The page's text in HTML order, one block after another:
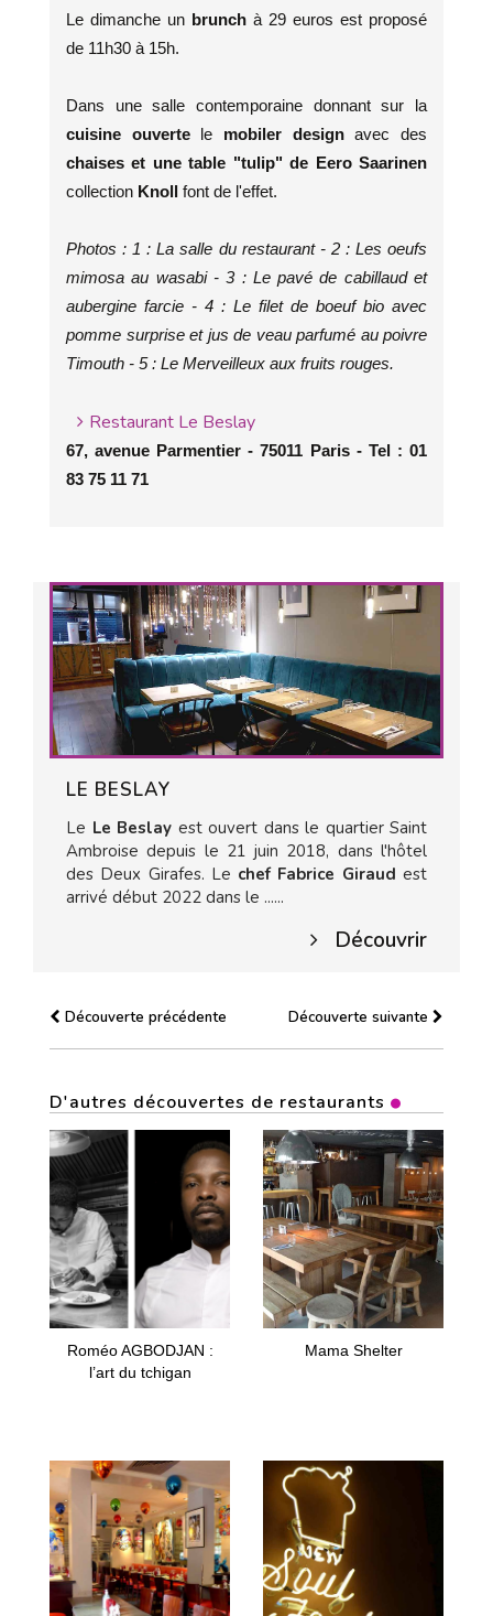
Le dimanche un brunch à 29 euros est proposé
de 11h30 à 15h.
Dans une salle contemporaine donnant sur la
cuisine ouvertele mobiler designavec des
chaises et une table "tulip" de Eero Saarinen
collection Knoll font de l'effet.
Photos : 1 : La salle du restaurant - 2 : Les oeufs
mimosa au wasabi - 3 : Le pavé de cabillaud et
aubergine farcie - 4 : Le filet de boeuf bio avec
pomme surprise et jus de veau parfumé au poivre
Timouth - 5 : Le Merveilleux aux fruits rouges.
Restaurant Le Beslay
67, avenue Parmentier - 75011 Paris - Tel : 01
83 75 11 71
LE BESLAY
Le Le Beslay est ouvert dans le quartier Saint
Ambroise depuis le 21 juin 2018, dans l'hôtel
des Deux Girafes. Le chef Fabrice Giraud est
arrivé début 2022 dans le ......
Découvrir
Découverte précédente Découverte suivante
D'autres découvertes de restaurants
Roméo AGBODJAN :
l’art du tchigan
Mama Shelter